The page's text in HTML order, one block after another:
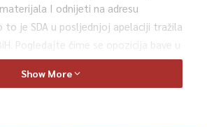
I odnijeti na adresu
to je SDA u posljednjoj apelaciji tražila
Pogledajte čime se opozicija bave u
istinoljubivosti, kako i na koji način da
rad ove Vlade KS,” poručio je
Show More